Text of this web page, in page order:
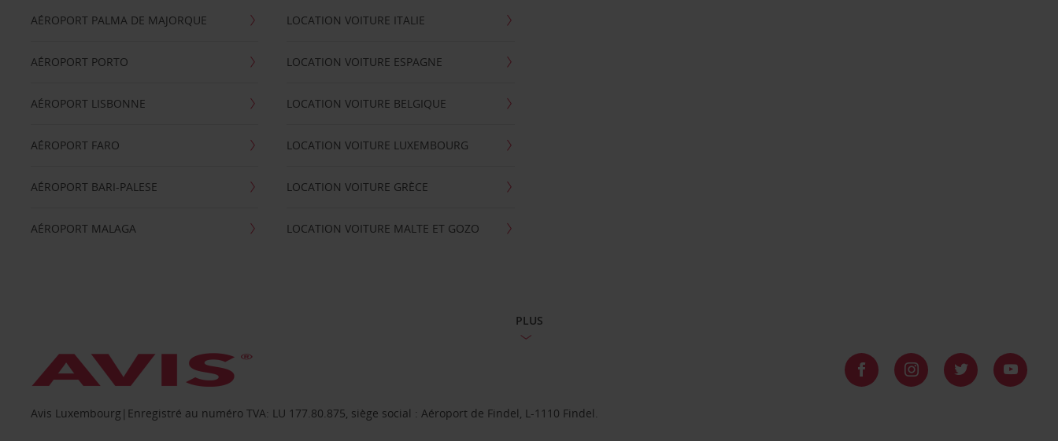
AÉROPORT PALMA DE MAJORQUE
AÉROPORT PORTO
AÉROPORT LISBONNE
AÉROPORT FARO
AÉROPORT BARI-PALESE
AÉROPORT MALAGA
LOCATION VOITURE ITALIE
LOCATION VOITURE ESPAGNE
LOCATION VOITURE BELGIQUE
LOCATION VOITURE LUXEMBOURG
LOCATION VOITURE GRÈCE
LOCATION VOITURE MALTE ET GOZO
PLUS
Avis Luxembourg|Enregistré au numéro TVA: LU 177.80.875, siège social : Aéroport de Findel, L-1110 Findel.